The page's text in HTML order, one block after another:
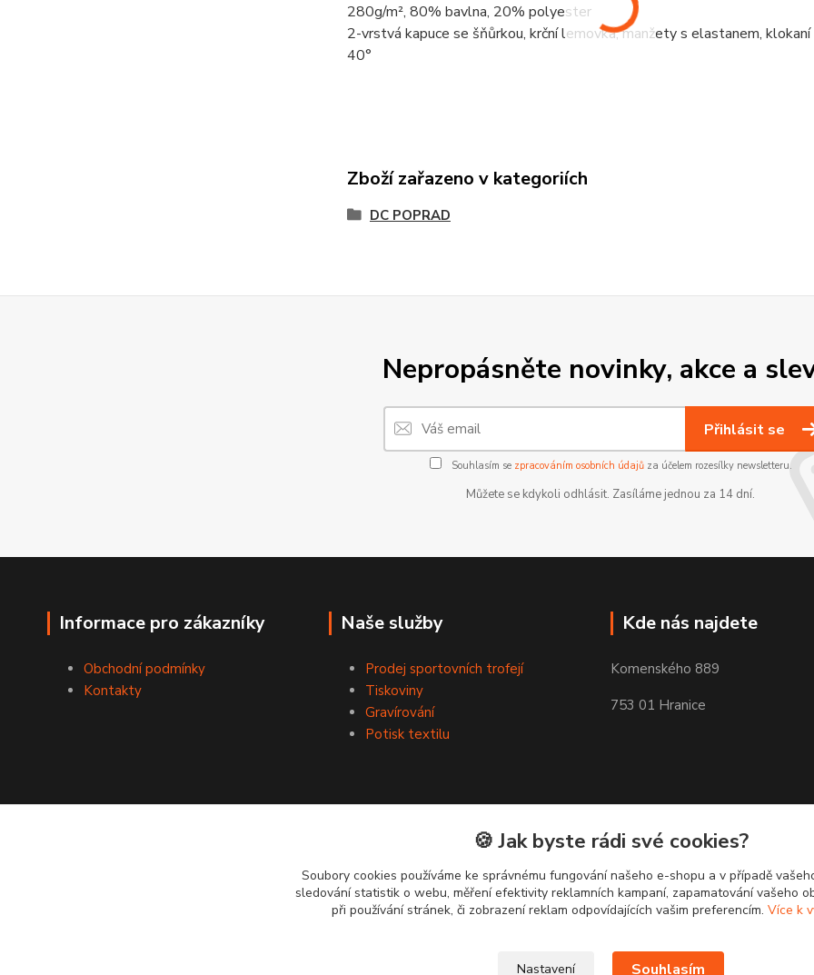
280g/m², 80% bavlna, 20% polyester
2-vrstvá kapuce se šňůrkou, krční lemovka, manžety s elastanem, klokaní
40°
Zboží zařazeno v kategoriích
DC POPRAD
Nepropásněte novinky, akce a
Přihlásit se
Souhlasím se zpracováním osobních údajůza účelem rozesílky newsletteru.
Můžete se kdykoli odhlásit. Zasíláme jednou za 14 dní.
Informace pro zákazníky
Obchodní podmínky
Kontakty
Naše služby
Prodej sportovních trofejí
Tiskoviny
Gravírování
Potisk textilu
Kde nás najdete
Komenského 889
753 01 Hranice
🍪 Jak byste rádi své cookies?
Soubory cookies používáme ke správnému fungování našeho e-shopu a v případě
sledování statistik o webu, měření efektivity reklamních kampaní, zapamatování vašeho
při používání stránek, či zobrazení reklam odpovídajících vašim preferencím. Více k
Nastavení Souhlasím